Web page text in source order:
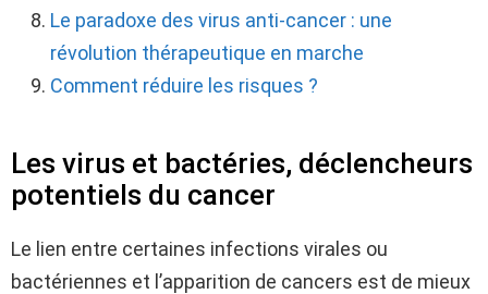
Le paradoxe des virus anti-cancer : une
révolution thérapeutique en marche
Comment réduire les risques ?
Les virus et bactéries, déclencheurs
potentiels du cancer
Le lien entre certaines infections virales ou
bactériennes et l’apparition de cancers est de mieux